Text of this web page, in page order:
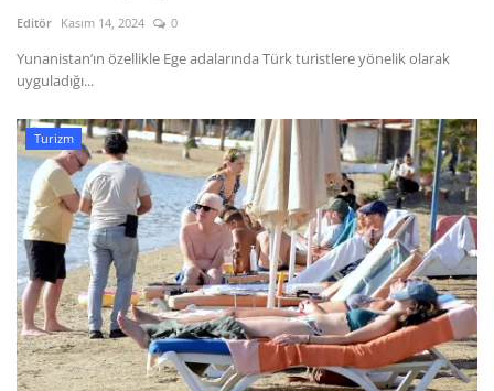
Editör Kasım 14, 2024 0
Yunanistan’ın özellikle Ege adalarında Türk turistlere yönelik olarak
uyguladığı...
Turizm